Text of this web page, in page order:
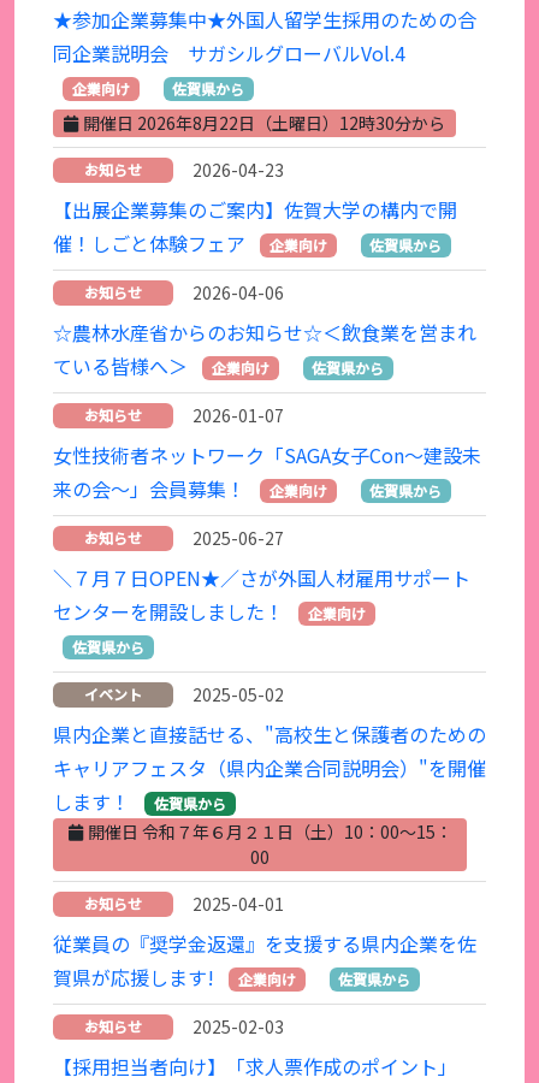
★参加企業募集中★外国人留学生採用のための合
同企業説明会 サガシルグローバルVol.4
企業向け 佐賀県から
開催日 2026年8月22日（土曜日）12時30分から
お知らせ 2026-04-23
【出展企業募集のご案内】佐賀大学の構内で開
催！しごと体験フェア
企業向け 佐賀県から
お知らせ 2026-04-06
☆農林水産省からのお知らせ☆＜飲食業を営まれ
ている皆様へ＞
企業向け 佐賀県から
お知らせ 2026-01-07
女性技術者ネットワーク「SAGA女子Con～建設未
来の会～」会員募集！
企業向け 佐賀県から
お知らせ 2025-06-27
＼７月７日OPEN★／さが外国人材雇用サポート
センターを開設しました！
企業向け
佐賀県から
イベント 2025-05-02
県内企業と直接話せる、"高校生と保護者のための
キャリアフェスタ（県内企業合同説明会）"を開催
します！
佐賀県から
開催日 令和７年６月２１日（土）10：00～15：
00
お知らせ 2025-04-01
従業員の『奨学金返還』を支援する県内企業を佐
賀県が応援します!
企業向け 佐賀県から
お知らせ 2025-02-03
【採用担当者向け】「求人票作成のポイント」